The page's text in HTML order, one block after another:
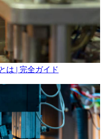
は | 完全ガイド